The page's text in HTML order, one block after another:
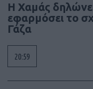
Η Χαμάς
εφαρμόσει το
Γάζα
20:59